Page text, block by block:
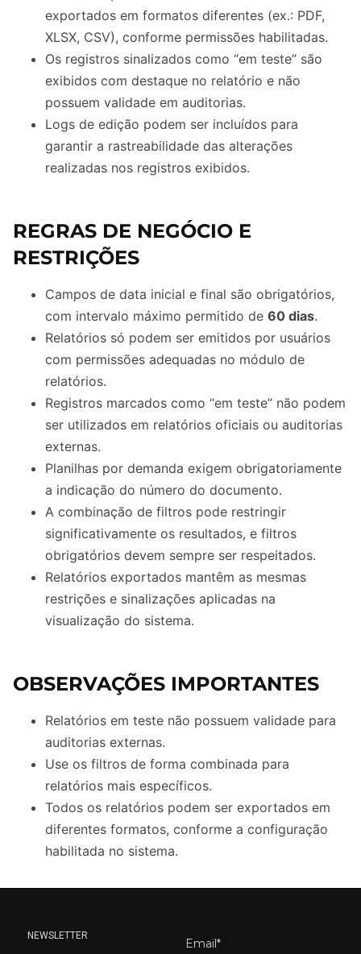
exportados em formatos diferentes (ex.: PDF,
XLSX, CSV), conforme permissões habilitadas.
Os registros sinalizados como “em teste” são
exibidos com destaque no relatório e não
possuem validade em auditorias.
Logs de edição podem ser incluídos para
garantir a rastreabilidade das alterações
realizadas nos registros exibidos.
REGRAS DE NEGÓCIO E
RESTRIÇÕES
Campos de data inicial e final são obrigatórios,
com intervalo máximo permitido de 60 dias.
Relatórios só podem ser emitidos por usuários
com permissões adequadas no módulo de
relatórios.
Registros marcados como “em teste” não podem
ser utilizados em relatórios oficiais ou auditorias
externas.
Planilhas por demanda exigem obrigatoriamente
a indicação do número do documento.
A combinação de filtros pode restringir
significativamente os resultados, e filtros
obrigatórios devem sempre ser respeitados.
Relatórios exportados mantêm as mesmas
restrições e sinalizações aplicadas na
visualização do sistema.
OBSERVAÇÕES IMPORTANTES
Relatórios em teste não possuem validade para
auditorias externas.
Use os filtros de forma combinada para
relatórios mais específicos.
Todos os relatórios podem ser exportados em
diferentes formatos, conforme a configuração
habilitada no sistema.
NEWSLETTER
Email*